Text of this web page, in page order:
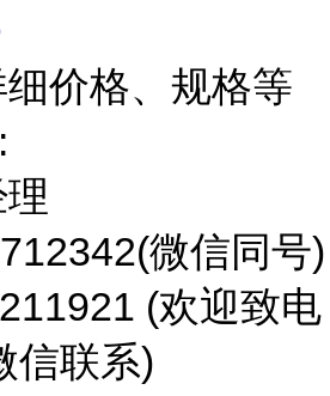
价格、规格等
微信同号)
(欢迎致电
信联系)